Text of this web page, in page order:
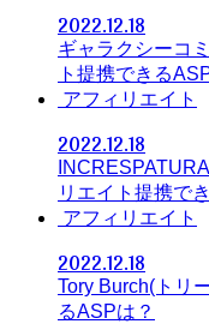
2022.12.18
ギャラクシーコ
ト提携できる
アフィリエイト
2022.12.18
リエイト提携で
アフィリエイト
2022.12.18
Tory Burch(トリ
るASPは？